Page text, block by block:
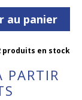
au panier
produits en stock
PARTIR